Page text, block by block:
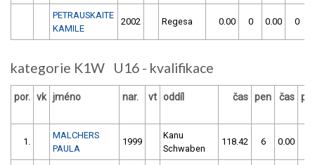
PETRAUSKAITE
KAMILE
2002 Regesa 0.00 0 0.00 0
kategorie K1W U16 - kvalifikace
por. vk jméno nar. vt oddíl čas pen čas
1.
MALCHERS
PAULA
1999
Kanu
Schwaben
118.42 6 0.00